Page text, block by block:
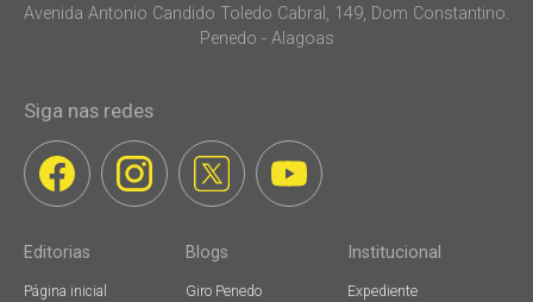
Avenida Antonio Candido Toledo Cabral, 149, Dom Constantino.
Penedo - Alagoas
Siga nas redes
Editorias
Página inicial
Blogs
Giro Penedo
Institucional
Expediente